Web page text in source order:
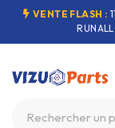
VENTE FLASH :